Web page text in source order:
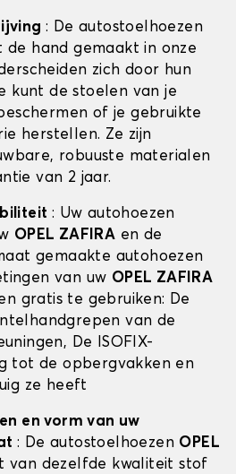
: De autostoelhoezen
hand gemaakt in onze
zich door hun
kunt de stoelen van je
of je gebruikte
herstellen. Ze zijn
robuuste materialen
van 2 jaar.
: Uw autohoezen
OPEL ZAFIRA en de
gemaakte autohoezen
van uw OPEL ZAFIRA
gratis te gebruiken: De
van de
De ISOFIX-
tot de opbergvakken en
ze heeft
en vorm van uw
: De autostoelhoezen OPEL
van dezelfde kwaliteit stof